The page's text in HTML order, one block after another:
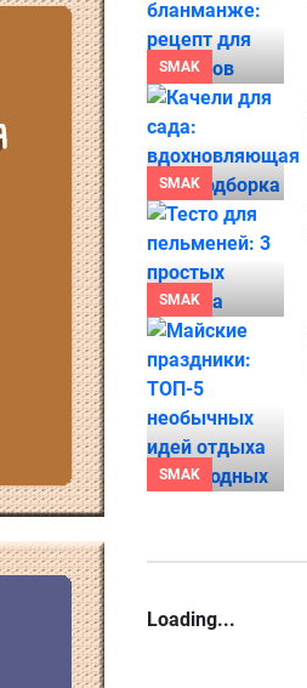
SMAK
SMAK
SMAK
SMAK
Loading...